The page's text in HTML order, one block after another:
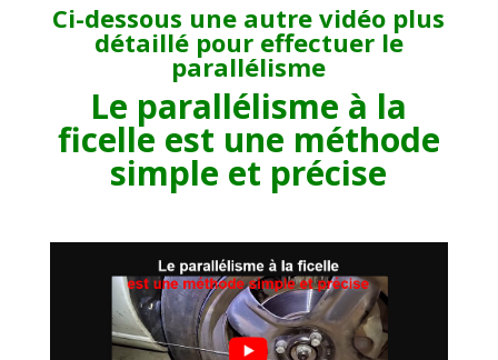
Ci-dessous une autre vidéo plus
détaillé pour effectuer le
parallélisme
Le parallélisme à la
ficelle est une méthode
simple et précise